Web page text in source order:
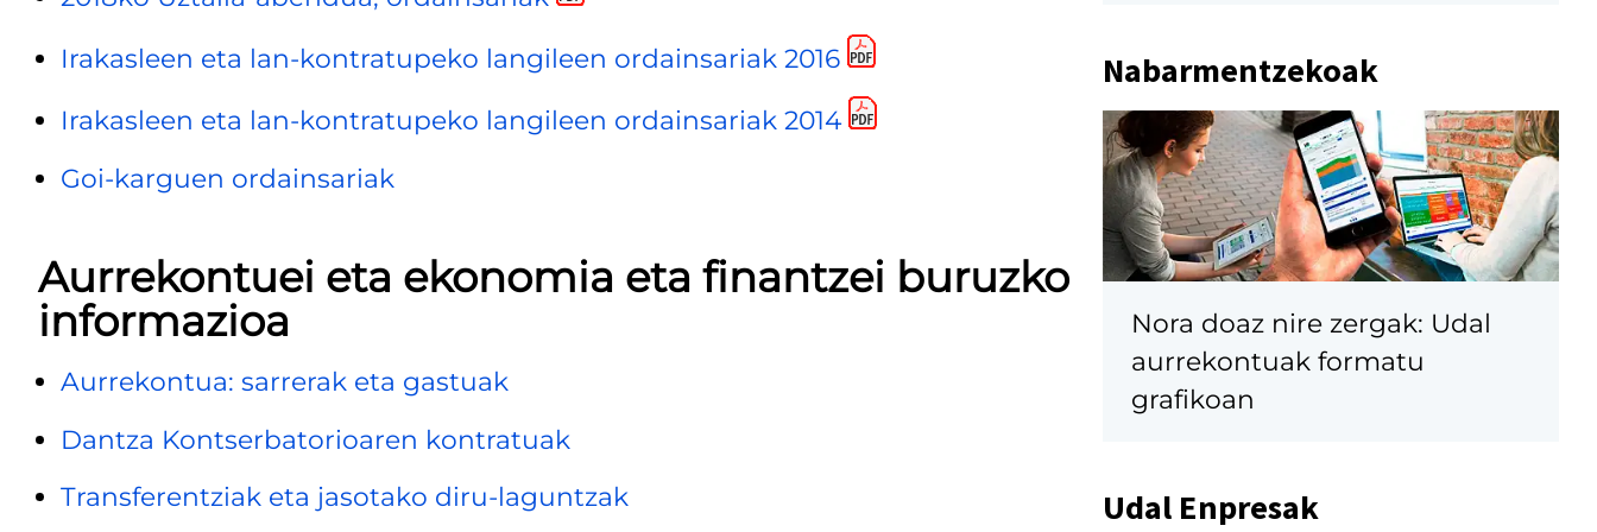
Irakasleen eta lan-kontratupeko langileen ordainsariak 2016
Irakasleen eta lan-kontratupeko langileen ordainsariak 2014
Goi-karguen ordainsariak
Aurrekontuei eta ekonomia eta finantzei buruzko
informazioa
Aurrekontua: sarrerak eta gastuak
Dantza Kontserbatorioaren kontratuak
Transferentziak eta jasotako diru-laguntzak
Nabarmentzekoak
Nora doaz nire zergak: Udal
aurrekontuak formatu
grafikoan
Udal Enpresak